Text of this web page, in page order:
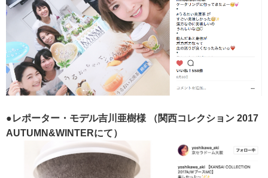
●レポーター・モデル吉川亜樹様
（関西コレクション 2017
AUTUMN&WINTERにて）